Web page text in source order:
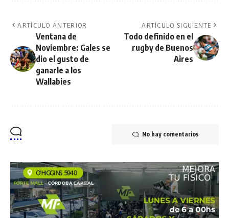
ARTÍCULO ANTERIOR
Ventana de
Noviembre: Gales se
dio el gusto de
ganarle a los
Wallabies
ARTÍCULO SIGUIENTE
Todo definido en el
rugby de Buenos
Aires
No hay comentarios